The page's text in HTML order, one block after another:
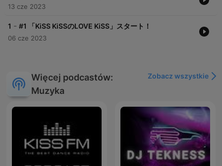
13 cze 2023
1 - #1 「KiSS KiSSのLOVE KiSS」スタート！
06 cze 2023
Więcej podcastów:
Muzyka
Zobacz wszystkie